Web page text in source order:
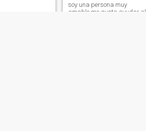
soy una persona muy
amable me gusta ayudar al